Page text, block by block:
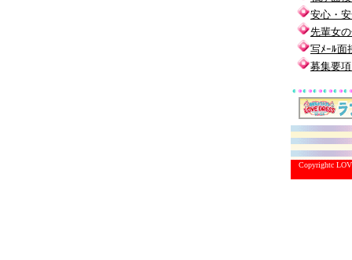
安心・
先輩女
写ﾒｰﾙ面
募集要
Copyrightc